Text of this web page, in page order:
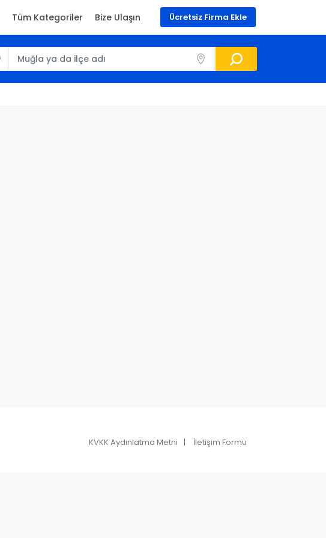
Ücretsiz Firma Ekle
Tüm Kategoriler Bize Ulaşın
KVKK Aydınlatma Metni İletişim Formu